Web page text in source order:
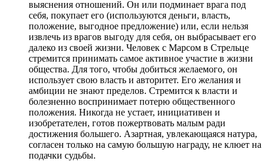
выяснения отношений. Он или подминает врага под
себя, покупает его (используются деньги, власть,
положение, выгодное предложение) или, если нельзя
извлечь из врагов выгоду для себя, он выбрасывает его
далеко из своей жизни. Человек с Марсом в Стрельце
стремится принимать самое активное участие в жизни
общества. Для того, чтобы добиться желаемого, он
использует свою власть и авторитет. Его желания и
амбиции не знают пределов. Стремится к власти и
болезненно воспринимает потерю общественного
положения. Никогда не устает, инициативен и
изобретателен, готов пожертвовать малым ради
достижения большего. Азартная, увлекающаяся натура,
согласен только на самую большую награду, не клюет на
подачки судьбы.